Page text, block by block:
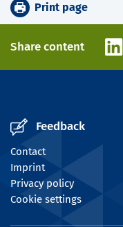
Print page
Share content
Feedback
Contact
Imprint
Privacy policy
Cookie settings